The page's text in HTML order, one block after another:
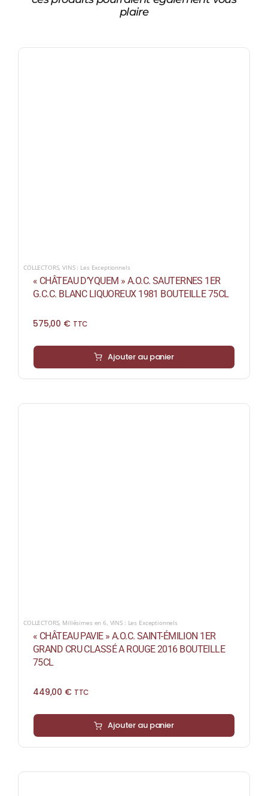
plaire
COLLECTORS,VINS : Les Exceptionnels
« CHÂTEAU D’YQUEM » A.O.C. SAUTERNES 1ER
G.C.C. BLANC LIQUOREUX 1981 BOUTEILLE 75CL
575,00 € TTC
Ajouter au panier
COLLECTORS, Millésimes en 6, VINS : Les Exceptionnels
« CHÂTEAU PAVIE » A.O.C. SAINT-ÉMILION 1ER
GRAND CRU CLASSÉ A ROUGE 2016 BOUTEILLE
75CL
449,00 € TTC
Ajouter au panier